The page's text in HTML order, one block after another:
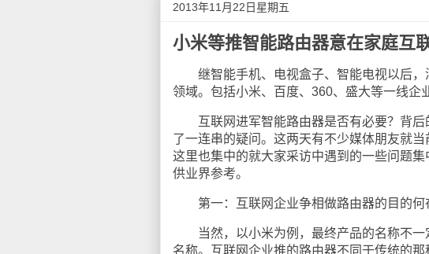
2013年11月22日星期五
小米等推智能路由器意在家庭互
继智能手机、电视盒子、智能电视以后，
领域。包括小米、百度、360、盛大等一线企
互联网进军智能路由器是否有必要？背后
了一连串的疑问。这两天有不少媒体朋友就
这里也集中的就大家采访中遇到的一些问题
供业界参考。
第一：互联网企业争相做路由器的目的何
当然，以小米为例，最终产品的名称不一
名称。互联网企业推的路由器不同于传统的